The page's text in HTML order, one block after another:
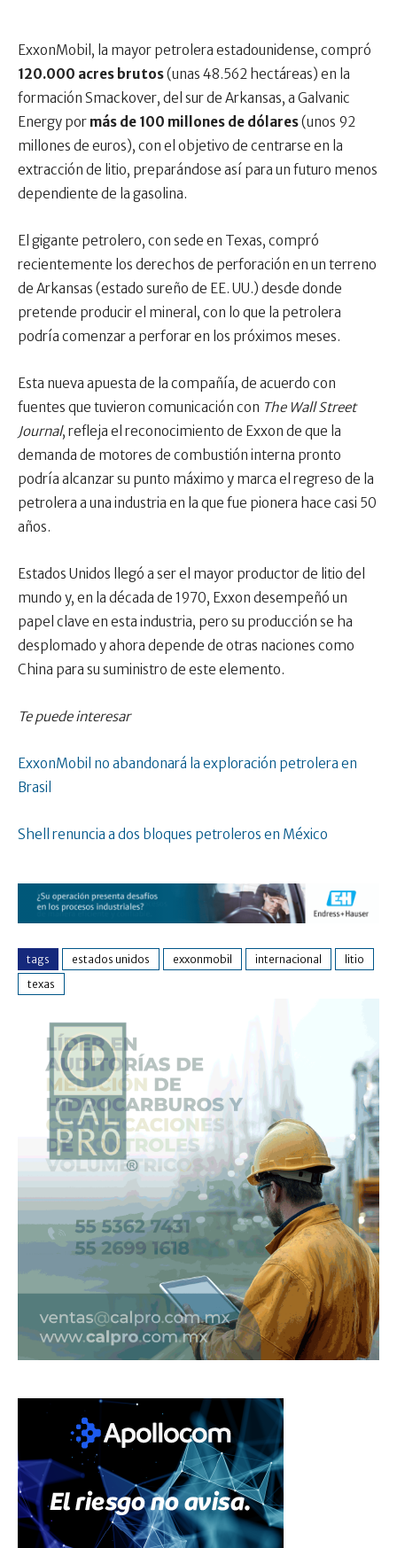
ExxonMobil, la mayor petrolera estadounidense, compró
120.000 acres brutos(unas 48.562 hectáreas) en la
formación Smackover, del sur de Arkansas, a Galvanic
Energy por más de 100 millones de dólares(unos 92
millones de euros), con el objetivo de centrarse en la
extracción de litio, preparándose así para un futuro menos
dependiente de la gasolina.
El gigante petrolero, con sede en Texas, compró
recientemente los derechos de perforación en un terreno
de Arkansas (estado sureño de EE. UU.) desde donde
pretende producir el mineral, con lo que la petrolera
podría comenzar a perforar en los próximos meses.
Esta nueva apuesta de la compañía, de acuerdo con
fuentes que tuvieron comunicación con The Wall Street
Journal, refleja el reconocimiento de Exxon de que la
demanda de motores de combustión interna pronto
podría alcanzar su punto máximo y marca el regreso de la
petrolera a una industria en la que fue pionera hace casi 50
años.
Estados Unidos llegó a ser el mayor productor de litio del
mundo y, en la década de 1970, Exxon desempeñó un
papel clave en esta industria, pero su producción se ha
desplomado y ahora depende de otras naciones como
China para su suministro de este elemento.
Te puede interesar
ExxonMobil no abandonará la exploración petrolera en
Brasil
Shell renuncia a dos bloques petroleros en México
tags estados unidos exxonmobil internacional
litio
texas